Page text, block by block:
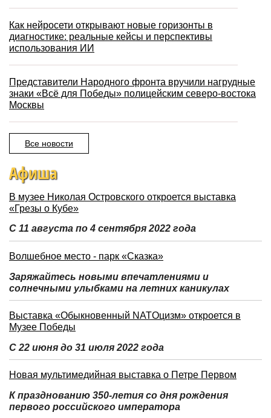
Как нейросети открывают новые горизонты в
диагностике: реальные кейсы и перспективы
использования ИИ
Представители Народного фронта вручили нагрудные
знаки «Всё для Победы» полицейским северо-востока
Москвы
Все новости
Афиша
В музее Николая Островского откроется выставка
«Грезы о Кубе»
С 11 августа по 4 сентября 2022 года
Волшебное место - парк «Сказка»
Заряжайтесь новыми впечатлениями и
солнечными улыбками на летних каникулах
Выставка «Обыкновенный NATOцизм» откроется в
Музее Победы
С 22 июня до 31 июля 2022 года
Новая мультимедийная выставка о Петре Первом
К празднованию 350-летия со дня рождения
первого российского императора